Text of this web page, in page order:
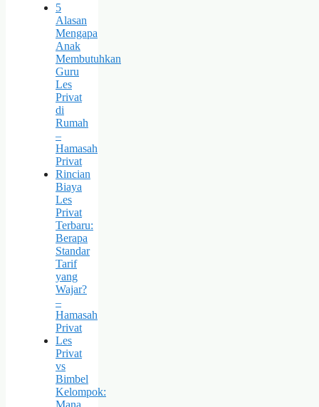
5
Alasan
Mengapa
Anak
Membutuhkan
Guru
Les
Privat
di
Rumah
–
Hamasah
Privat
Rincian
Biaya
Les
Privat
Terbaru:
Berapa
Standar
Tarif
yang
Wajar?
–
Hamasah
Privat
Les
Privat
vs
Bimbel
Kelompok:
Mana